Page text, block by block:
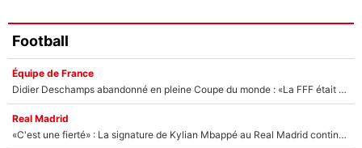
Football
Équipe de France
Didier Deschamps abandonné en pleine Coupe du monde : «La FFF était déjà passée à Zinedine Zidane»
Real Madrid
«C'est une fierté» : La signature de Kylian Mbappé au Real Madrid continue de régaler l'Espagne